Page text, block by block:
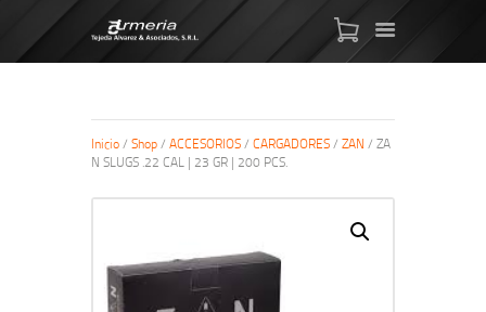
ARMAS DE AIRE
MIRAS
SABER TACTICAL
ACCESORIOS
Inicio/ Shop/ ACCESORIOS/ CARGADORES/ ZAN / ZA
N SLUGS .22 CAL | 23 GR | 200 PCS.